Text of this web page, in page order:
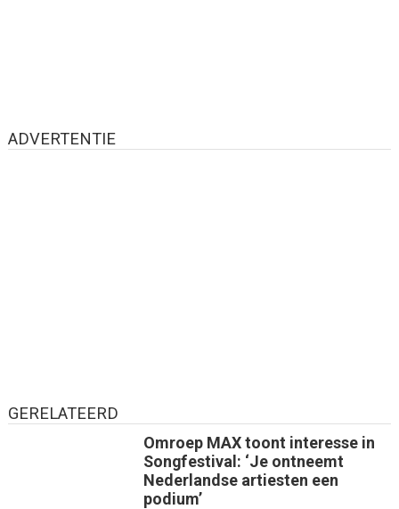
ADVERTENTIE
GERELATEERD
Omroep MAX toont interesse in
Songfestival: ‘Je ontneemt
Nederlandse artiesten een
podium’